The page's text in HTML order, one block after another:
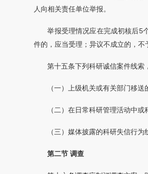
人向相关责任单位举报。
举报受理情况应在完成初核后5
件的，应当受理；异议不成立的，不
第十五条下列科研诚信案件线索
（一）上级机关或有关部门移送
（二）在日常科研管理活动中
（三）媒体披露的科研失信行为
第二节 调查